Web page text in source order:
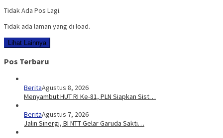
Tidak Ada Pos Lagi.
Tidak ada laman yang di load.
Lihat Lainnya
Pos Terbaru
BeritaAgustus 8, 2026
Menyambut HUT RI Ke-81, PLN Siapkan Sist…
BeritaAgustus 7, 2026
Jalin Sinergi, BI NTT Gelar Garuda Sakti…